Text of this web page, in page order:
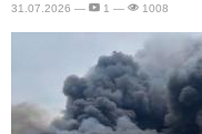
31.07.2026 — 1 — 1008